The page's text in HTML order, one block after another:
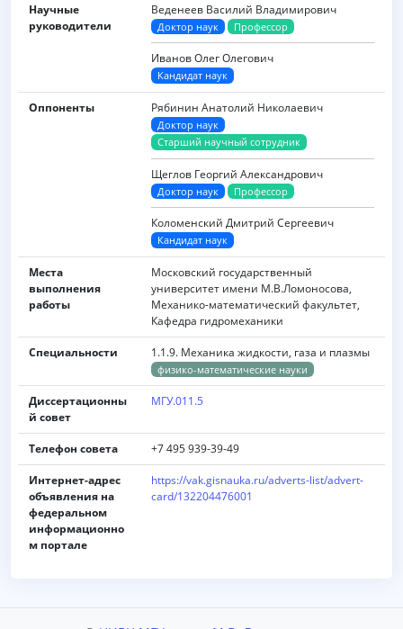
Научные
руководители
Веденеев Василий Владимирович
Доктор наук Профессор
Иванов Олег Олегович
Кандидат наук
Оппоненты Рябинин Анатолий Николаевич
Доктор наук
Старший научный сотрудник
Щеглов Георгий Александрович
Доктор наук Профессор
Коломенский Дмитрий Сергеевич
Кандидат наук
Места
выполнения
работы
Московский государственный
университет имени M.B.Ломоносова,
Механико-математический факультет,
Кафедра гидромеханики
Специальности 1.1.9. Механика жидкости, газа и плазмы
физико-математические науки
Диссертационны
й совет
МГУ.011.5
Телефон совета +7 495 939-39-49
Интернет-адрес
объявления на
федеральном
информационно
м портале
https://vak.gisnauka.ru/adverts-list/advert-
card/132204476001